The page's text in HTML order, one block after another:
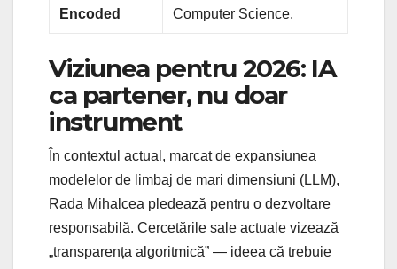
Encoded
Computer Science.
Viziunea pentru 2026: IA
ca partener, nu doar
instrument
În contextul actual, marcat de expansiunea
modelelor de limbaj de mari dimensiuni (LLM),
Rada Mihalcea pledează pentru o dezvoltare
responsabilă. Cercetările sale actuale vizează
„transparența algoritmică” — ideea că trebuie